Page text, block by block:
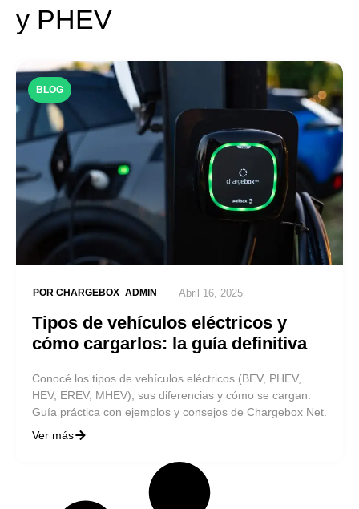
y PHEV
BLOG
POR CHARGEBOX_ADMIN Abril 16, 2025
Tipos de vehículos eléctricos y
cómo cargarlos: la guía definitiva
Conocé los tipos de vehículos eléctricos (BEV, PHEV,
HEV, EREV, MHEV), sus diferencias y cómo se cargan.
Guía práctica con ejemplos y consejos de Chargebox Net.
Ver más